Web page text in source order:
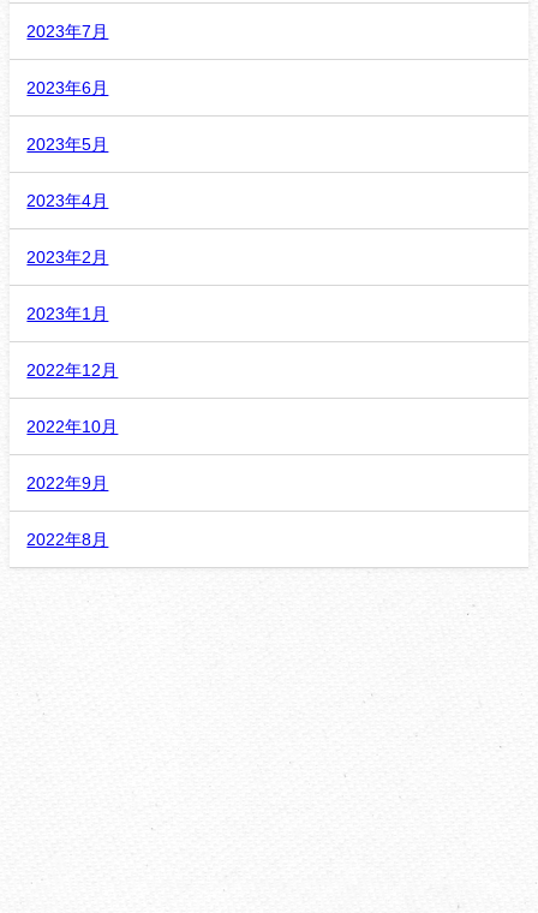
2023年7月
2023年6月
2023年5月
2023年4月
2023年2月
2023年1月
2022年12月
2022年10月
2022年9月
2022年8月